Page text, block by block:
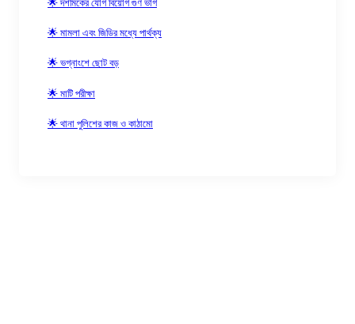
🌟 দশমিকের যোগ বিয়োগ গুণ ভাগ
🌟 মামলা এবং জিডির মধ্যে পার্থক্য
🌟 ভগ্নাংশে ছোট বড়
🌟 মাটি পরীক্ষা
🌟 থানা পুলিশের কাজ ও কাঠামো